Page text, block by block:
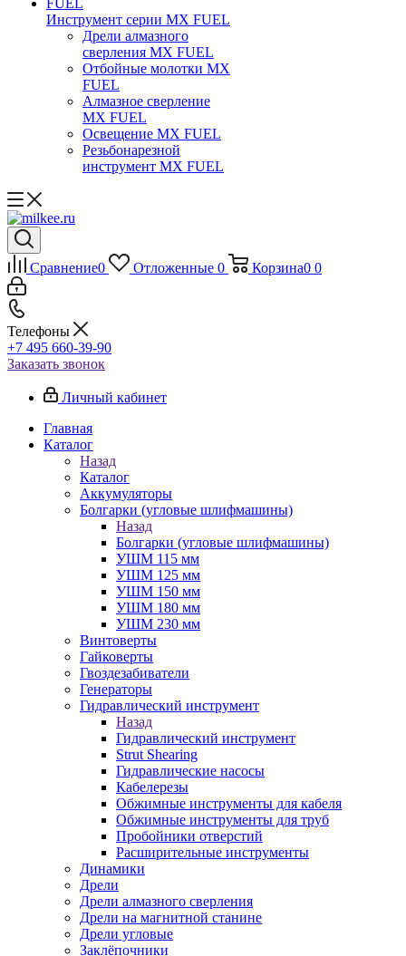
Инструмент серии MX FUEL
Дрели алмазного
сверления MX FUEL
Отбойные молотки MX
FUEL
Алмазное сверление
MX FUEL
Освещение MX FUEL
Резьбонарезной
инструмент MX FUEL
Сравнение0 Отложенные 0 Корзина0 0
Телефоны
+7 495 660-39-90
Заказать звонок
Личный кабинет
Главная
Каталог
Назад
Каталог
Аккумуляторы
Болгарки (угловые шлифмашины)
Назад
Болгарки (угловые шлифмашины)
УШМ 115 мм
УШМ 125 мм
УШМ 150 мм
УШМ 180 мм
УШМ 230 мм
Винтоверты
Гайковерты
Гвоздезабиватели
Генераторы
Гидравлический инструмент
Назад
Гидравлический инструмент
Strut Shearing
Гидравлические насосы
Кабелерезы
Обжимные инструменты для кабеля
Обжимные инструменты для труб
Пробойники отверстий
Расширительные инструменты
Динамики
Дрели
Дрели алмазного сверления
Дрели на магнитной станине
Дрели угловые
Заклёпочники